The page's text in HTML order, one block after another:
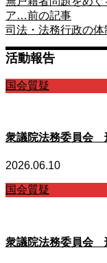
ア…前の記事
司法・法務行政の
活動報告
国会質疑
衆議院法務委員会
2026.06.10
国会質疑
衆議院法務委員会